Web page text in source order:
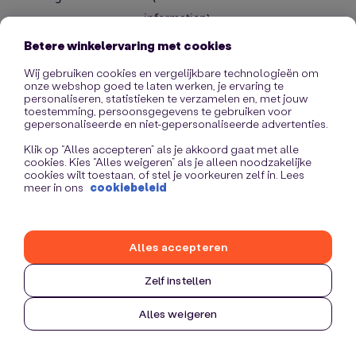
information).
Betere winkelervaring met cookies
Wij gebruiken cookies en vergelijkbare technologieën om
onze webshop goed te laten werken, je ervaring te
personaliseren, statistieken te verzamelen en, met jouw
toestemming, persoonsgegevens te gebruiken voor
gepersonaliseerde en niet-gepersonaliseerde advertenties.
Klik op “Alles accepteren” als je akkoord gaat met alle
cookies. Kies “Alles weigeren” als je alleen noodzakelijke
cookies wilt toestaan, of stel je voorkeuren zelf in. Lees
meer in ons cookiebeleid
Zelf instellen
Alles weigeren
Alles accepteren